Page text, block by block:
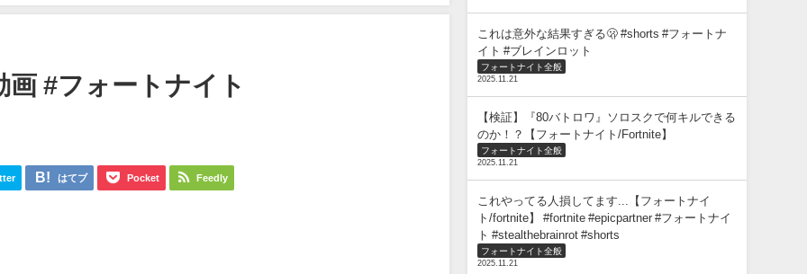
#フォートナイト
はてブ Pocket Feedly
これは意外な結果すぎる🫢 #shorts #フォートナ
イト #ブレインロット
フォートナイト全般
2025.11.21
【検証】『80バトロワ』ソロスクで何キルできる
のか！？【フォートナイト/Fortnite】
フォートナイト全般
2025.11.21
これやってる人損してます...【フォートナイ
ト/fortnite】 #fortnite #epicpartner #フォートナイ
ト #stealthebrainrot #shorts
フォートナイト全般
2025.11.21